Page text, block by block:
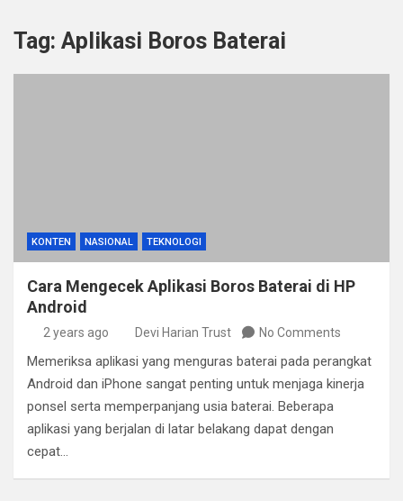
Tag: Aplikasi Boros Baterai
KONTEN NASIONAL TEKNOLOGI
Cara Mengecek Aplikasi Boros Baterai di HP
Android
2 years ago Devi Harian Trust No Comments
Memeriksa aplikasi yang menguras baterai pada perangkat
Android dan iPhone sangat penting untuk menjaga kinerja
ponsel serta memperpanjang usia baterai. Beberapa
aplikasi yang berjalan di latar belakang dapat dengan
cepat…